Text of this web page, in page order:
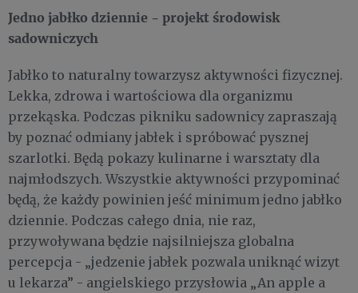
Jedno jabłko dziennie - projekt środowisk
sadowniczych
Jabłko to naturalny towarzysz aktywności fizycznej.
Lekka, zdrowa i wartościowa dla organizmu
przekąska. Podczas pikniku sadownicy zapraszają
by poznać odmiany jabłek i spróbować pysznej
szarlotki. Będą pokazy kulinarne i warsztaty dla
najmłodszych. Wszystkie aktywności przypominać
będą, że każdy powinien jeść minimum jedno jabłko
dziennie. Podczas całego dnia, nie raz,
przywoływana będzie najsilniejsza globalna
percepcja - „jedzenie jabłek pozwala uniknąć wizyt
u lekarza” - angielskiego przysłowia „An apple a